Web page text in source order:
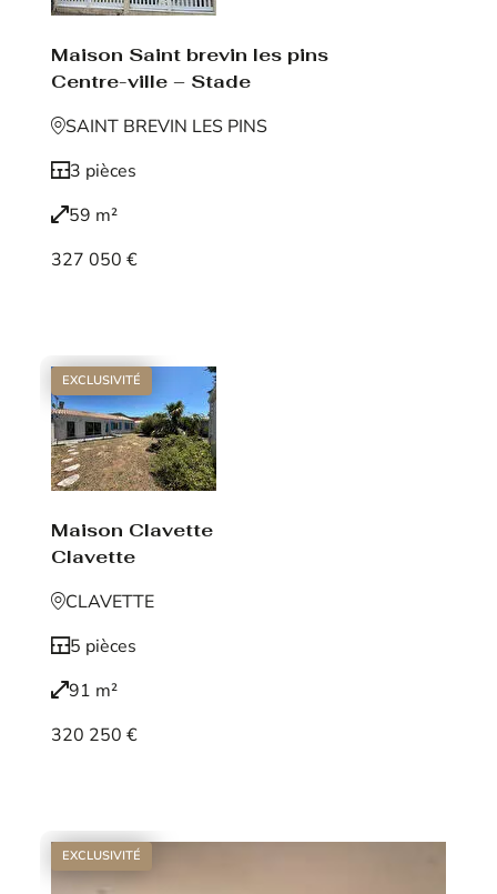
Maison Saint brevin les pins
Centre-ville – Stade
SAINT BREVIN LES PINS
3 pièces
59 m²
327 050 €
EXCLUSIVITÉ
Maison Clavette
Clavette
CLAVETTE
5 pièces
91 m²
320 250 €
EXCLUSIVITÉ